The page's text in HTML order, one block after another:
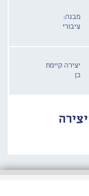
מבנה:
ציבורי
יצירה קיימת
כן